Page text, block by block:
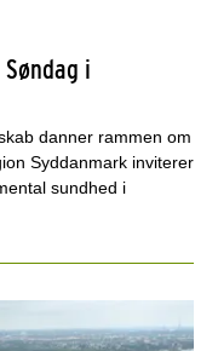
i
danner rammen om
Syddanmark inviterer
sundhed i